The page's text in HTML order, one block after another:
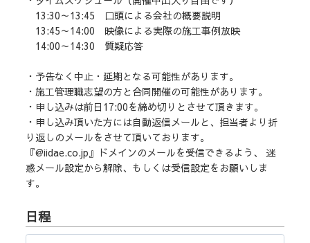
13:30～13:45 口頭による会社の概要説明
13:45～14:00 映像による実際の施工事例放映
14:00～14:30 質疑応答
・予告なく中止・延期となる可能性があります。
・施工管理職志望の方と合同開催の可能性があります。
・申し込みは前日17:00を締め切りとさせて頂きます。
・申し込み頂いた方には自動返信メールと、担当者より折
り返しのメールをさせて頂いております。
『@iidae.co.jp』ドメインのメールを受信できるよう、 迷
惑メール設定から解除、もしくは受信設定をお願いしま
す。
日程